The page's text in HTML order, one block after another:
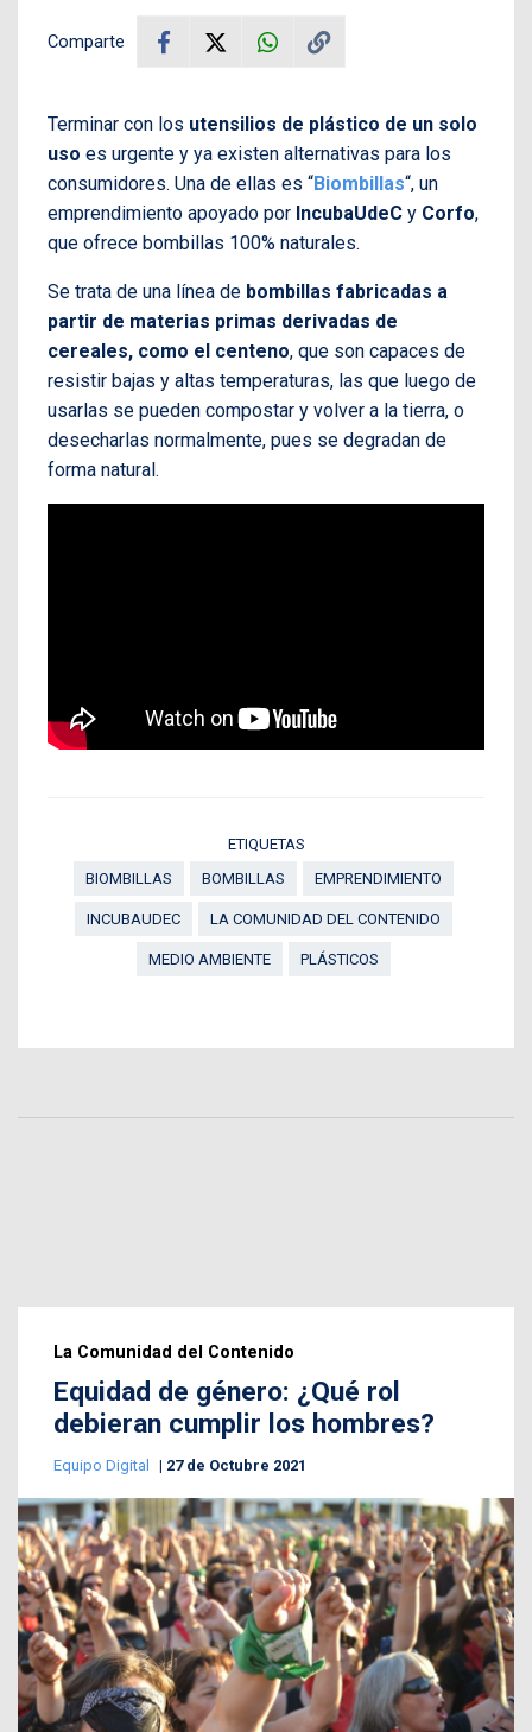
Comparte
Terminar con los utensilios de plástico de un solo
uso es urgente y ya existen alternativas para los
consumidores. Una de ellas es “Biombillas“, un
emprendimiento apoyado por IncubaUdeC y Corfo,
que ofrece bombillas 100% naturales.
Se trata de una línea de bombillas fabricadas a
partir de materias primas derivadas de
cereales, como el centeno, que son capaces de
resistir bajas y altas temperaturas, las que luego de
usarlas se pueden compostar y volver a la tierra, o
desecharlas normalmente, pues se degradan de
forma natural.
ETIQUETAS
BIOMBILLAS
BOMBILLAS EMPRENDIMIENTO
INCUBAUDEC LA COMUNIDAD DEL CONTENIDO
MEDIO AMBIENTE PLÁSTICOS
La Comunidad del Contenido
Equidad de género: ¿Qué rol
debieran cumplir los hombres?
Equipo Digital 27 de Octubre 2021